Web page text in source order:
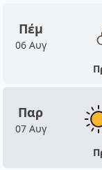
Πέμ
06 Αυγ
Παρ
07 Αυγ